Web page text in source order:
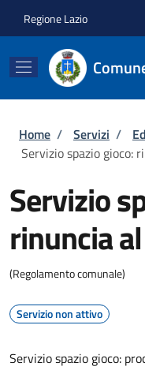
Regione Lazio
Briciole di
Home / Servizi /
Servizio spazio gioco:
Servizio
rinuncia
(Regolamento comunale)
Servizio non attivo
Servizio spazio gioco: